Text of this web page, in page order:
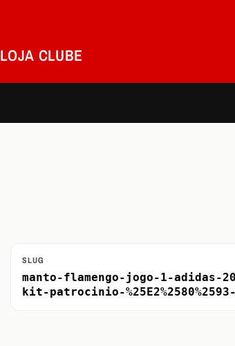
LOJA CLUBE
SLUG
manto-flamengo-jogo-1-adidas-
kit-patrocinio-